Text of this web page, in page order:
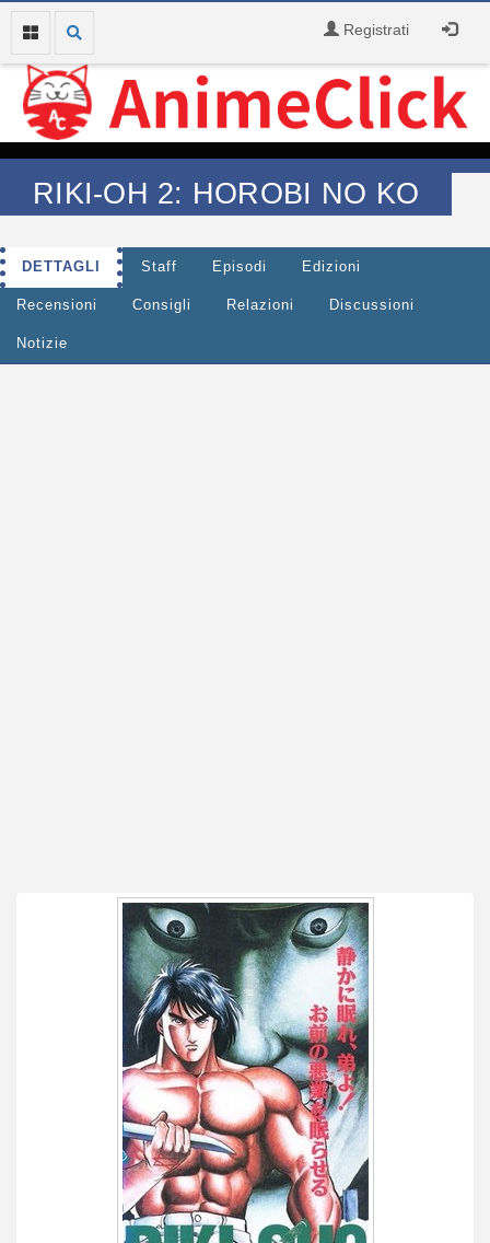
Registrati
RIKI-OH 2: HOROBI NO KO
DETTAGLI Staff Episodi Edizioni
Recensioni Consigli Relazioni Discussioni
Notizie